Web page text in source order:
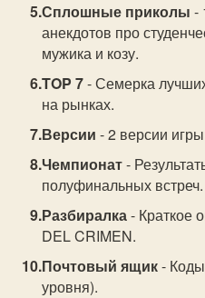
Сплошные приколы -
анекдотов про
мужика и козу.
TOP 7- Семерка
на рынках.
Версии - 2 версии
Чемпионат-
полуфинальных встреч.
Разбиралка- Краткое
DEL CRIMEN.
Почтовый ящик-
уровня).